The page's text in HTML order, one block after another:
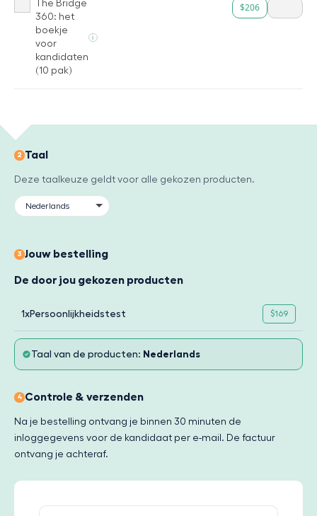
The Bridge
360: het
boekje
voor
kandidaten
(10 pak)
i
$206
2 Taal
Deze taalkeuze geldt voor alle gekozen producten.
3 Jouw bestelling
De door jou gekozen producten
1xPersoonlijkheidstest $169
Taal van de producten: Nederlands
4 Controle & verzenden
Na je bestelling ontvang je binnen 30 minuten de
inloggegevens voor de kandidaat per e-mail. De factuur
ontvang je achteraf.